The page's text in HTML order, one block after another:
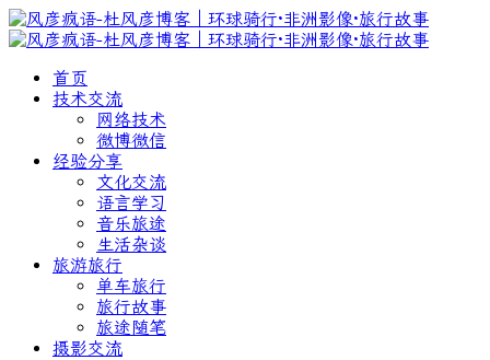
首页
技术交流
网络技术
微博微信
经验分享
文化交流
语言学习
音乐旅途
生活杂谈
旅游旅行
单车旅行
旅行故事
旅途随笔
摄影交流